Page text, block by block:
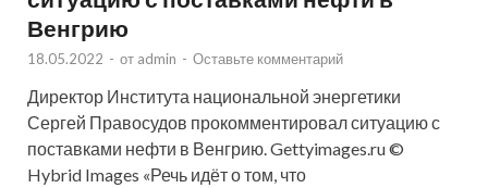
Венгрию
18.05.2022 - от admin - Оставьте комментарий
Директор Института национальной энергетики
Сергей Правосудов прокомментировал ситуацию с
поставками нефти в Венгрию. Gettyimages.ru ©
Hybrid Images «Речь идёт о том, что